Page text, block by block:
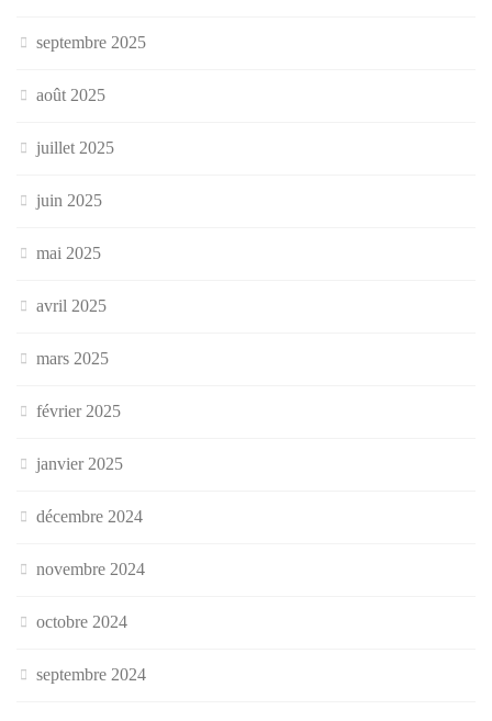
septembre 2025
août 2025
juillet 2025
juin 2025
mai 2025
avril 2025
mars 2025
février 2025
janvier 2025
décembre 2024
novembre 2024
octobre 2024
septembre 2024